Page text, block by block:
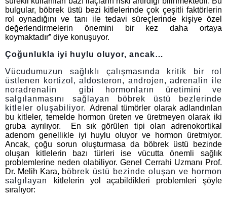
bulgular, böbrek üstü bezi kitlelerinde çok çeşitli faktörlerin
rol oynadığını ve tanı ile tedavi süreçlerinde kişiye özel
değerlendirmelerin önemini bir kez daha ortaya
koymaktadır” diye konuşuyor.
Çoğunlukla iyi huylu oluyor, ancak…
Vücudumuzun sağlıklı çalışmasında kritik bir rol
üstlenen kortizol, aldosteron, androjen, adrenalin ile
noradrenalin gibi hormonların üretimini ve
salgılanmasını sağlayan böbrek üstü bezlerinde
kitleler oluşabiliyor.Adrenal tümörler olarak adlandırılan
bu kitleler, temelde hormon üreten ve üretmeyen olarak iki
gruba ayrılıyor. En sık görülen tipi olan adrenokortikal
adenom genellikle iyi huylu oluyor ve hormon üretmiyor.
Ancak, çoğu sorun oluşturmasa da böbrek üstü bezinde
oluşan kitlelerin bazı türleri ise vücutta önemli sağlık
problemlerine neden olabiliyor. Genel Cerrahi Uzmanı Prof.
Dr. Melih Kara, böbrek üstü bezinde oluşan ve hormon
salgılayan
kitlelerin yol açabildikleri problemleri şöyle
sıralıyor: